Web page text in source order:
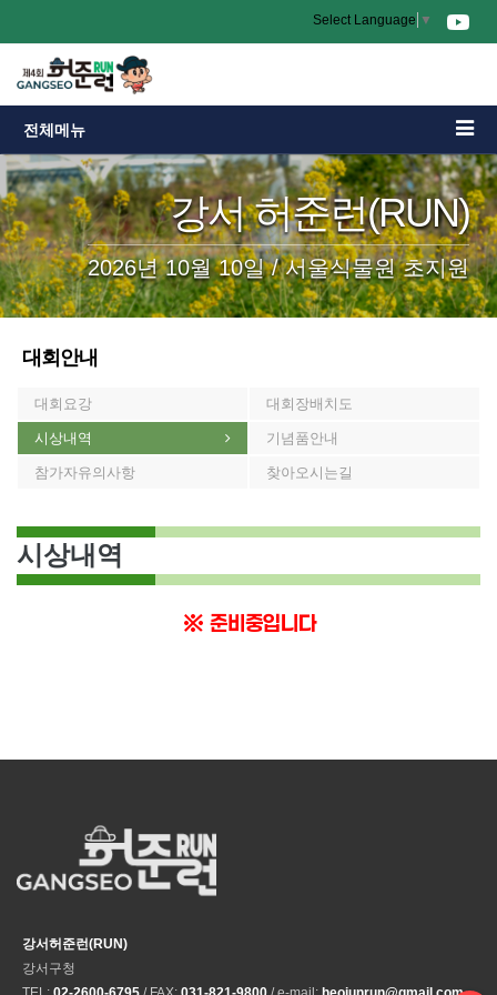
Select Language ▼
전체메뉴
강서 허준런(RUN)
2026년 10월 10일 / 서울식물원 초지원
대회안내
대회요강 대회장배치도
시상내역 기념품안내
참가자유의사항 찾아오시는길
시상내역
※ 준비중입니다
강서허준런(RUN)
강서구청